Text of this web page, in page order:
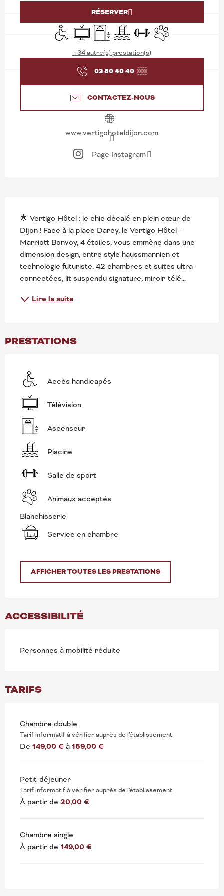
RÉSERVER
Accès handicapés
TélévisionAscenseurPiscineSalle de sport
Animaux acceptés
+ 34 autre(s) prestation(s)
03 80 40 40 ▒▒
CONTACTEZ-NOUS
www.vertigohoteldijon.com
Page Instagram
DESCRIPTION
🌟 Vertigo Hôtel : le chic décalé en plein cœur de
Dijon ! Face à la place Darcy, le Vertigo Hôtel –
Marriott Bonvoy, 4 étoiles, vous emmène dans une
dimension design, entre style haussmannien et
technologie futuriste. 42 chambres et suites ultra-
connectées, lit suspendu signature, miroir-télé...
Lire la suite
PRESTATIONS
Accès handicapés
Télévision
Ascenseur
Piscine
Salle de sport
Animaux acceptés
Blanchisserie
Service en chambre
AFFICHER TOUTES LES PRESTATIONS
ACCESSIBILITÉ
Personnes à mobilité réduite
TARIFS
Chambre double
Tarif informatif à vérifier auprès de l'établissement
De 149,00 € à 169,00 €
Petit-déjeuner
Tarif informatif à vérifier auprès de l'établissement
À partir de 20,00 €
Chambre single
À partir de 149,00 €